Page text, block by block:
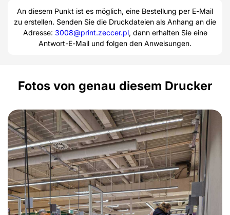
An diesem Punkt ist es möglich, eine Bestellung per E-Mail
zu erstellen. Senden Sie die Druckdateien als Anhang an die
Adresse: 3008@print.zeccer.pl, dann erhalten Sie eine
Antwort-E-Mail und folgen den Anweisungen.
Fotos von genau diesem Drucker